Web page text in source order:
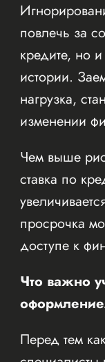
повлечь за
кредите, но
истории.
нагрузка,
изменении
Чем выше
ставка по
просрочка
доступе к
Что важно
Перед тем